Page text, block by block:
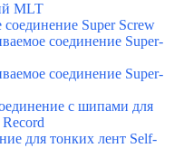
MLT
Super Screw
соединение Super-
соединение Super-
с шипами для
для тонких лент Self-